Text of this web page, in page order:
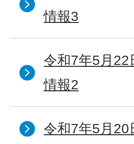
情報3
令和7年5月22
情報2
令和7年5月20